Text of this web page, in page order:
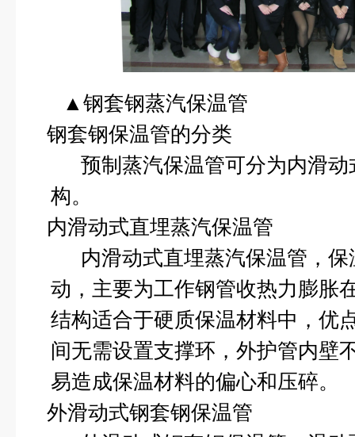
▲钢套钢蒸汽保温管
钢套钢保温管的分类
预制蒸汽保温管可分为内滑
构。
内滑动式直埋蒸汽保温管
内滑动式直埋蒸汽保温管，
动，主要为工作钢管收热力膨胀
结构适合于硬质保温材料中，优
间无需设置支撑环，外护管内壁
易造成保温材料的偏心和压碎。
外滑动式钢套钢保温管